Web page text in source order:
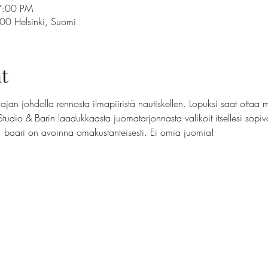
PM
Helsinki, Suomi
johdolla rennosta ilmapiiristä nautiskellen. Lopuksi saat ottaa
& Barin laadukkaasta juomatarjonnasta valikoit itsellesi
on avoinna omakustanteisesti. Ei omia juomia!